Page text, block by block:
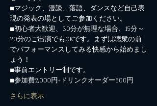
■マジック、漫談、落語、ダンスなど自己表
現の発表の場としてご参加ください。
■初心者大歓迎、30分が無理な場合、15分～
20分のご出演でもOKです。まずは聴衆の前
でパフォーマンスしてみる快感から始めまし
ょう！
■事前エントリー制です。
■参加費2,000円+ドリンクオーダー500円
さらに表示